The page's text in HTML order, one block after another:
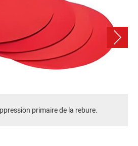
Disques de sable de
différentes tailles de
particules et rouleaux à
disques de sable de
broyage
primaire de la rebure.